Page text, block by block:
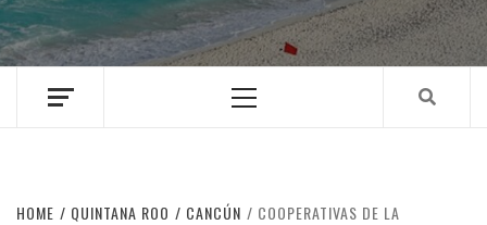
Menu
HOME QUINTANA ROO CANCÚN
COOPERATIVAS DE LA